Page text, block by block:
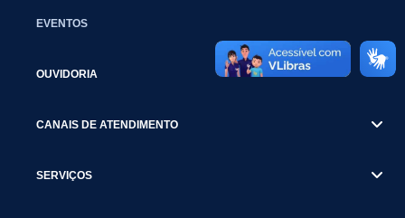
EVENTOS
OUVIDORIA
CANAIS DE ATENDIMENTO
SERVIÇOS